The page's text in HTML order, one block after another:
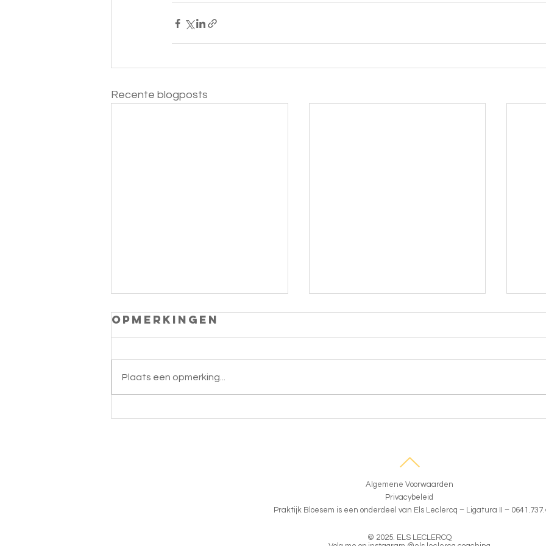
Recente blogposts
Kantklossen
Wat mag
Opmerkingen
Plaats een opmerking...
Algemene Voorwaarden
Privacybeleid
Praktijk Bloesem is een onderdeel van Els Leclercq – Ligatura II –
© 2025. ELS LECLERCQ